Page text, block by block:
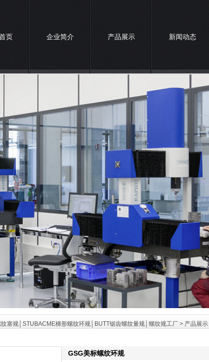
页 企业简介 产品展示 新闻动态
塞规│STUBACME梯形螺纹环规│BUTT锯齿螺纹量规│螺纹规工厂 > 产品展示
GSG美标螺纹环规